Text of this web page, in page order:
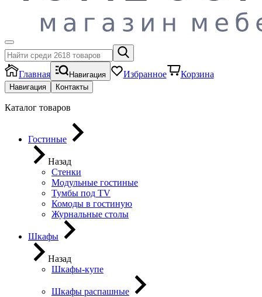
Главная Навигация Избранное Корзина
Навигация Контакты
Каталог товаров
Гостиные
Назад
Стенки
Модульные гостиные
Тумбы под ТV
Комоды в гостиную
Журнальные столы
Шкафы
Назад
Шкафы-купе
Шкафы распашные